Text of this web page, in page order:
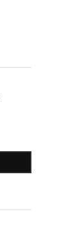
20.05.2026